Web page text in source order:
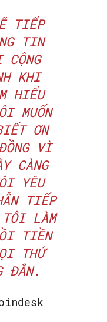
TIẾP
TIN
KHI
HIỂU
MUỐN
ƠN
VÌ
CÀNG
YÊU
TIẾP
LÀM
TIỀN
THỨ
ĐẮN.